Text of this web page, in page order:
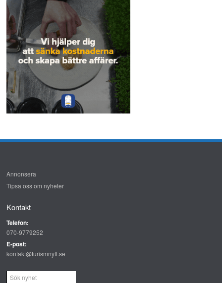
Annonsera
Tipsa oss om nyheter
Kontakt
Telefon:
070-9779252
E-post:
kontakt@turismnytt.se